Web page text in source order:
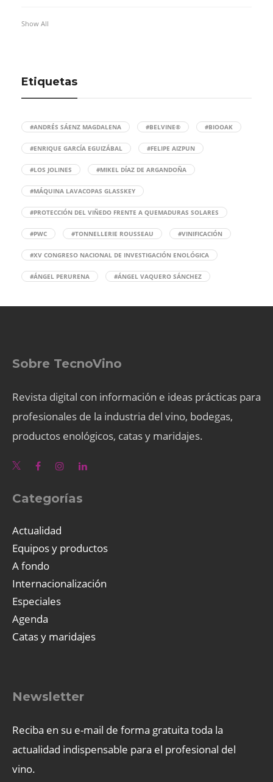
Show All
Etiquetas
#ANDRÉS SÁENZ MAGDALENA #BELVINE® #BIOOAK
#ENRIQUE GARCÍA EGUIZÁBAL #FELIPE AIZPUN
#LOS JOLINES #MIKEL DÍAZ DE ARGANDOÑA
#MÁQUINA LAVACOPAS GLASSKEY
#PROTECCIÓN DEL VIÑEDO FRENTE A QUEMADURAS SOLARES
#PWC #TONNELLERIE ROUSSEAU #VINIFICACIÓN
#XV CONGRESO NACIONAL DE INVESTIGACIÓN ENOLÓGICA
#ÁNGEL PERURENA #ÁNGEL VAQUERO SÁNCHEZ
Sobre TecnoVino
Revista digital con información e ideas prácticas para
profesionales de la industria del vino, bodegas,
productos enológicos, catas y maridajes.
Categorías
Actualidad
Equipos y productos
A fondo
Internacionalización
Especiales
Agenda
Catas y maridajes
Newsletter
Reciba en su e-mail de forma gratuita toda la
actualidad indispensable para el profesional del
vino.